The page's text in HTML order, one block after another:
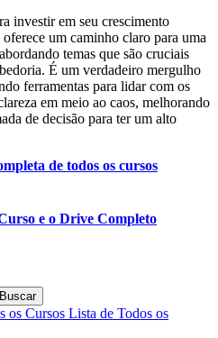
investir em seu crescimento
um caminho claro para uma
temas que são cruciais
É um verdadeiro mergulho
ferramentas para lidar com os
em meio ao caos, melhorando
de decisão para ter um alto
de todos os cursos
e o Drive Completo
Buscar
os Cursos Lista de Todos os